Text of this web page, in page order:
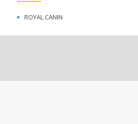
ROYAL CANIN